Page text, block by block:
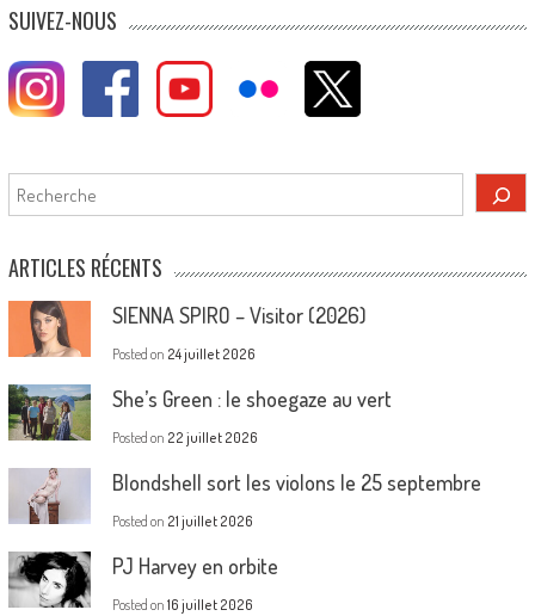
SUIVEZ-NOUS
Rechercher
ARTICLES RÉCENTS
SIENNA SPIRO – Visitor (2026)
Posted on 24 juillet 2026
She’s Green : le shoegaze au vert
Posted on 22 juillet 2026
Blondshell sort les violons le 25 septembre
Posted on 21 juillet 2026
PJ Harvey en orbite
Posted on 16 juillet 2026